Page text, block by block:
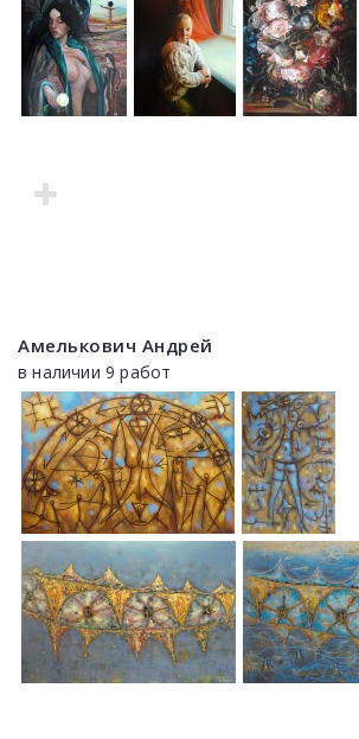
Амелькович Андрей
в наличии 9 работ